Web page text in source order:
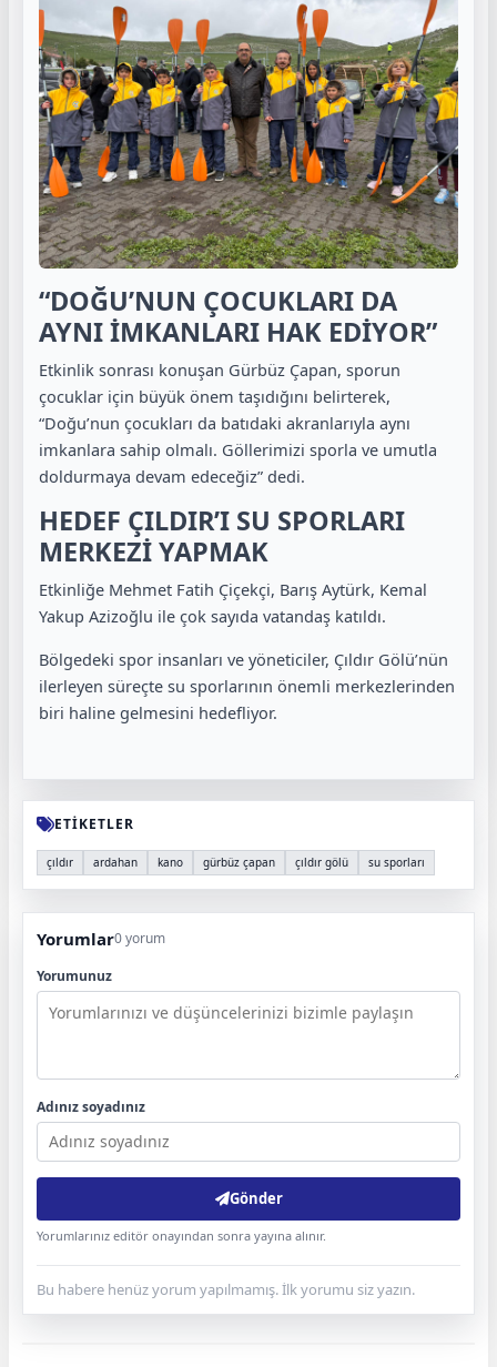
“DOĞU’NUN ÇOCUKLARI DA
AYNI İMKANLARI HAK EDİYOR”
Etkinlik sonrası konuşan Gürbüz Çapan, sporun
çocuklar için büyük önem taşıdığını belirterek,
“Doğu’nun çocukları da batıdaki akranlarıyla aynı
imkanlara sahip olmalı. Göllerimizi sporla ve umutla
doldurmaya devam edeceğiz” dedi.
HEDEF ÇILDIR’I SU SPORLARI
MERKEZİ YAPMAK
Etkinliğe Mehmet Fatih Çiçekçi, Barış Aytürk, Kemal
Yakup Azizoğlu ile çok sayıda vatandaş katıldı.
Bölgedeki spor insanları ve yöneticiler, Çıldır Gölü’nün
ilerleyen süreçte su sporlarının önemli merkezlerinden
biri haline gelmesini hedefliyor.
ETİKETLER
çıldır ardahan kano gürbüz çapan çıldır gölü su sporları
Yorumlar0 yorum
Yorumunuz
Adınız soyadınız
Gönder
Yorumlarınız editör onayından sonra yayına alınır.
Bu habere henüz yorum yapılmamış. İlk yorumu siz yazın.